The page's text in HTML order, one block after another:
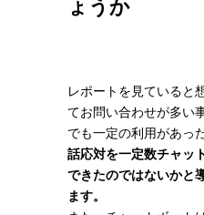
ょうか
レポートを見ていると
てお問い合わせが多い
でも一定の利用があっ
話応対を一定数チャッ
できたのではないかと
ます。